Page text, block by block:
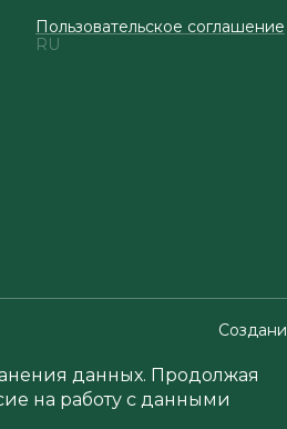
Пользовательское соглашение
RU
данных. Продолжая
на работу с данными